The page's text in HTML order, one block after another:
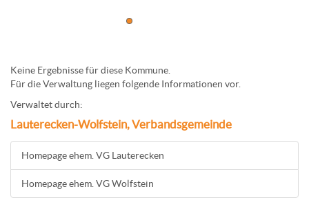
Keine Ergebnisse für diese Kommune.
Für die Verwaltung liegen folgende Informationen vor.
Verwaltet durch:
Lauterecken-Wolfstein, Verbandsgemeinde
Homepage ehem. VG Lauterecken
Homepage ehem. VG Wolfstein